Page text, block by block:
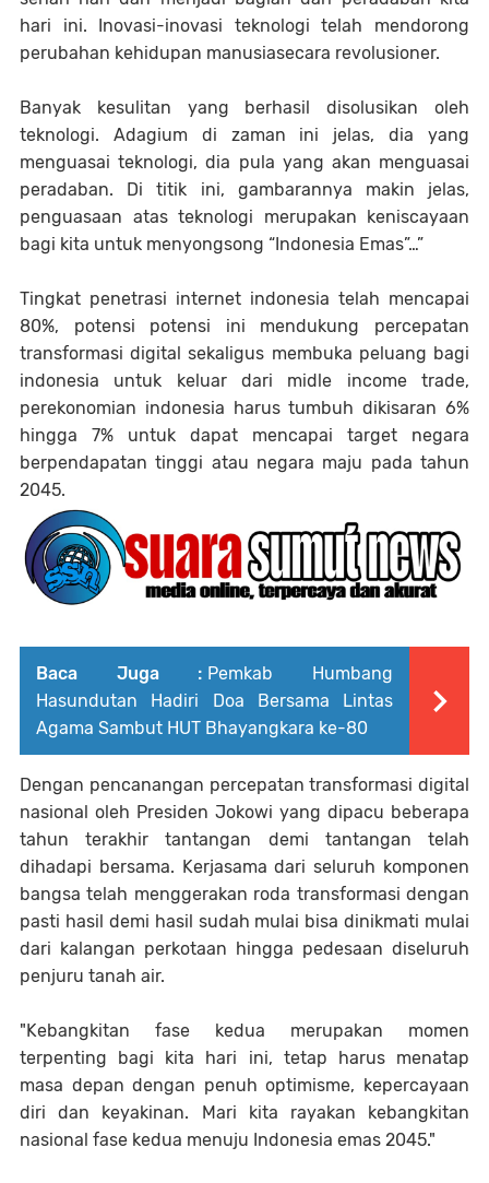
hari ini. Inovasi-inovasi teknologi telah mendorong
perubahan kehidupan manusiasecara revolusioner.
Banyak kesulitan yang berhasil disolusikan oleh
teknologi. Adagium di zaman ini jelas, dia yang
menguasai teknologi, dia pula yang akan menguasai
peradaban. Di titik ini, gambarannya makin jelas,
penguasaan atas teknologi merupakan keniscayaan
bagi kita untuk menyongsong “Indonesia Emas”…”
Tingkat penetrasi internet indonesia telah mencapai
80%, potensi potensi ini mendukung percepatan
transformasi digital sekaligus membuka peluang bagi
indonesia untuk keluar dari midle income trade,
perekonomian indonesia harus tumbuh dikisaran 6%
hingga 7% untuk dapat mencapai target negara
berpendapatan tinggi atau negara maju pada tahun
2045.
Baca Juga : Pemkab Humbang
Hasundutan Hadiri Doa Bersama Lintas
Agama Sambut HUT Bhayangkara ke-80
Dengan pencanangan percepatan transformasi digital
nasional oleh Presiden Jokowi yang dipacu beberapa
tahun terakhir tantangan demi tantangan telah
dihadapi bersama. Kerjasama dari seluruh komponen
bangsa telah menggerakan roda transformasi dengan
pasti hasil demi hasil sudah mulai bisa dinikmati mulai
dari kalangan perkotaan hingga pedesaan diseluruh
penjuru tanah air.
"Kebangkitan fase kedua merupakan momen
terpenting bagi kita hari ini, tetap harus menatap
masa depan dengan penuh optimisme, kepercayaan
diri dan keyakinan. Mari kita rayakan kebangkitan
nasional fase kedua menuju Indonesia emas 2045."